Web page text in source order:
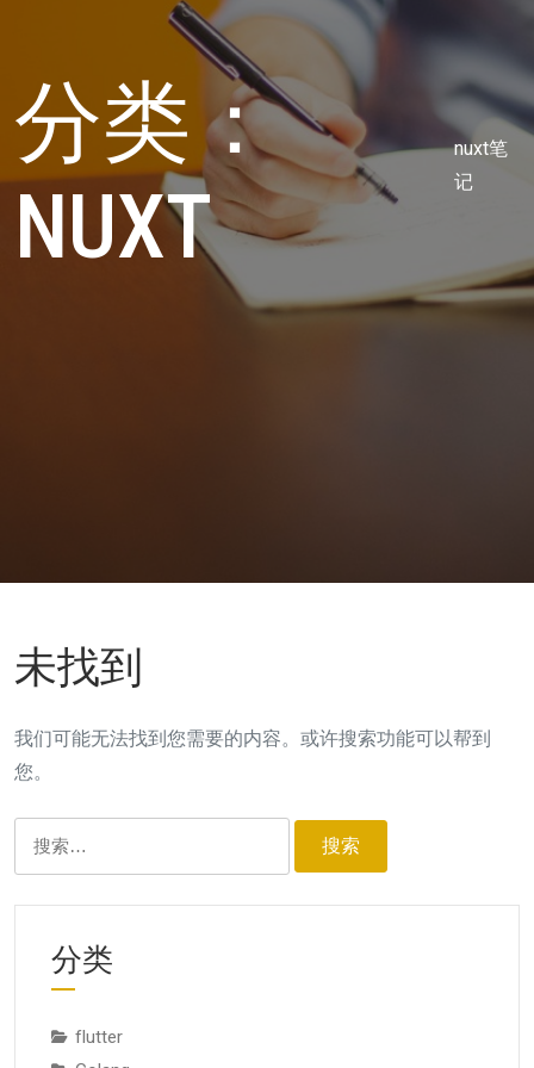
分类：
NUXT
nuxt笔
记
未找到
我们可能无法找到您需要的内容。或许搜索功能可以帮到
您。
分类
flutter